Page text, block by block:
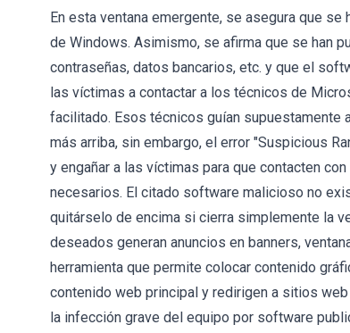
En esta ventana emergente, se asegura que
de Windows. Asimismo, se afirma que se han
contraseñas, datos bancarios, etc. y que el
las víctimas a contactar a los técnicos de
facilitado. Esos técnicos guían supuestamente
más arriba, sin embargo, el error "Suspicious
y engañar a las víctimas para que contacten
necesarios. El citado software malicioso no
quitárselo de encima si cierra simplemente la
deseados generan anuncios en banners,
herramienta que permite colocar contenido
contenido web principal y redirigen a sitios
la infección grave del equipo por software